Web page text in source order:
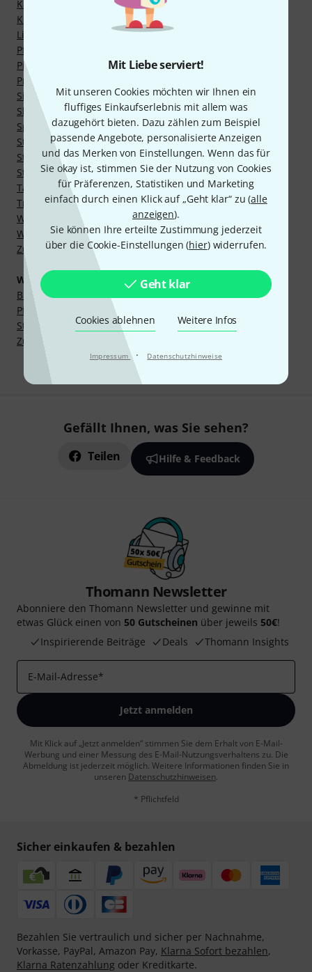
Mit Liebe serviert!
Mit unseren Cookies möchten wir Ihnen ein
fluffiges Einkaufserlebnis mit allem was
dazugehört bieten. Dazu zählen zum Beispiel
passende Angebote, personalisierte Anzeigen
und das Merken von Einstellungen. Wenn das für
Sie okay ist, stimmen Sie der Nutzung von Cookies
für Präferenzen, Statistiken und Marketing
einfach durch einen Klick auf „Geht klar“ zu (alle
anzeigen).
Sie können Ihre erteilte Zustimmung jederzeit
über die Cookie-Einstellungen (hier) widerrufen.
Geht klar
Cookies ablehnen Weitere Infos
Impressum · Datenschutzhinweise
Kapodaster für E- und Akustik-Gitarre
Konzertgitarren
Linkshänder Akustikgitarren
Pflegemittel
Pickups und Tonabnehmer
Premium Westerngitarren
Signature Westerngitarren
Slider aus Keramik
Spielhilfen
Standard Plektren
Stimmgeräte
Ständer für Gitarren und Bässe
Taschen, Koffer & Cases
Travelgitarren
Werkzeug
Westerngitarren 12-saitig
Zubehör für Akustikgitarren
Weitere Kategorien
Bluetooth Lautsprecher
Pflege und Reinigungsmittel
Stehhilfen
Zubehör und Kopfhörer
Gefällt Ihnen, was Sie sehen?
Teilen Hilfe & Feedback
Thomann Newsletter
Abonniere den Thomann Newsletter und gewinne mit
etwas Glück einen von 50 Gutscheinen über jeweils 50€!
Inspirierende Beiträge
Deals Thomann Insights
E-Mail-Adresse*
Jetzt anmelden
Mit Klick auf „Jetzt anmelden“ stimmen Sie dem Erhalt von E-Mail-
Werbung und einer Messung des E-Mail-Nutzungsverhaltens zu. Die
Abmeldung ist jederzeit möglich. Weitere Informationen finden Sie in
unseren Datenschutzhinweisen.
* Pflichtfeld
Sicher einkaufen & bezahlen
Bezahlen Sie vertraulich und sicher per Nachnahme,
Vorkasse, PayPal, Amazon Pay, Klarna Sofort bezahlen,
Klarna Ratenzahlung oder Kreditkarte.